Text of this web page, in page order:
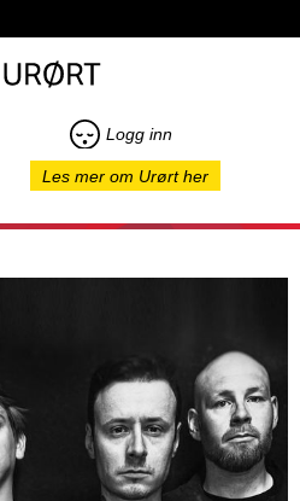
Logg inn
Les mer om Urørt her